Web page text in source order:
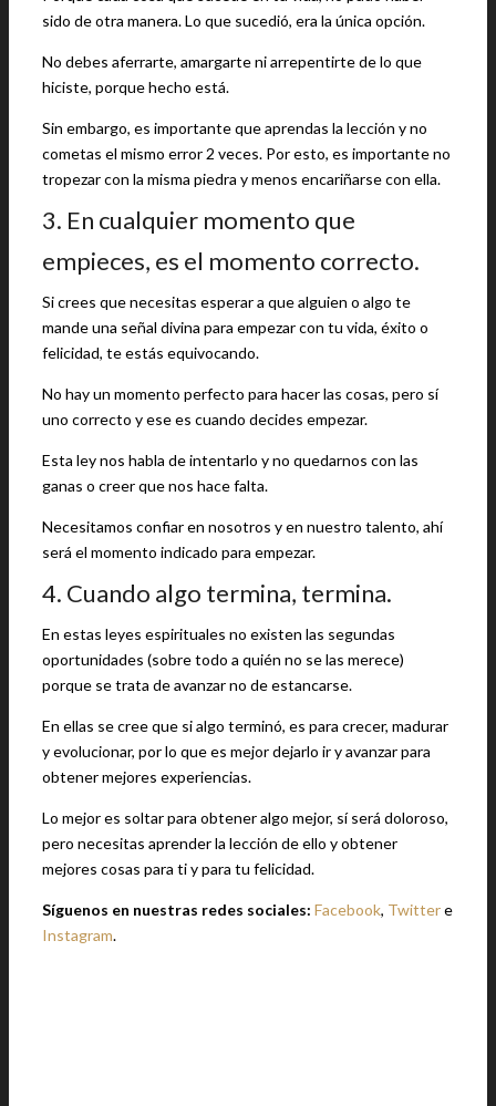
sido de otra manera. Lo que sucedió, era la única opción.
No debes aferrarte, amargarte ni arrepentirte de lo que
hiciste, porque hecho está.
Sin embargo, es importante que aprendas la lección y no
cometas el mismo error 2 veces. Por esto, es importante no
tropezar con la misma piedra y menos encariñarse con ella.
3. En cualquier momento que
empieces, es el momento correcto.
Si crees que necesitas esperar a que alguien o algo te
mande una señal divina para empezar con tu vida, éxito o
felicidad, te estás equivocando.
No hay un momento perfecto para hacer las cosas, pero sí
uno correcto y ese es cuando decides empezar.
Esta ley nos habla de intentarlo y no quedarnos con las
ganas o creer que nos hace falta.
Necesitamos confiar en nosotros y en nuestro talento, ahí
será el momento indicado para empezar.
4. Cuando algo termina, termina.
En estas leyes espirituales no existen las segundas
oportunidades (sobre todo a quién no se las merece)
porque se trata de avanzar no de estancarse.
En ellas se cree que si algo terminó, es para crecer, madurar
y evolucionar, por lo que es mejor dejarlo ir y avanzar para
obtener mejores experiencias.
Lo mejor es soltar para obtener algo mejor, sí será doloroso,
pero necesitas aprender la lección de ello y obtener
mejores cosas para ti y para tu felicidad.
Síguenos en nuestras redes sociales: Facebook, Twittere
Instagram.